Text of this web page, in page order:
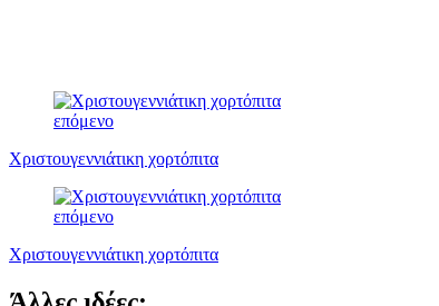
επόμενο
Χριστουγεννιάτικη χορτόπιτα
επόμενο
Χριστουγεννιάτικη χορτόπιτα